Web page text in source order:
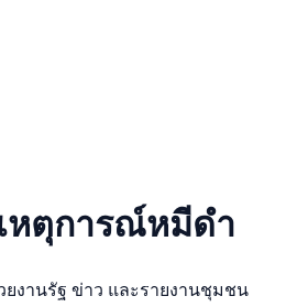
หตุการณ์หมีดำ
งานรัฐ ข่าว และรายงานชุมชน